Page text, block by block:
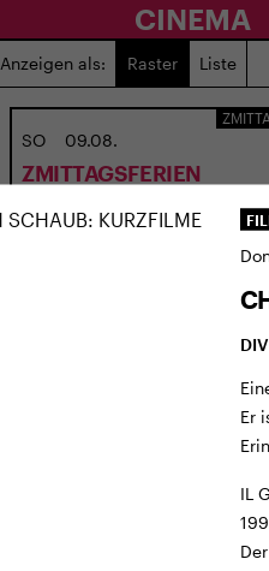
CINEMA
Anzeigen als: Raster Liste
SO 09.08.
ZMITTAGSFERIEN
Zmittagsferien vom 2.7. bis 9.8.
Er
IL